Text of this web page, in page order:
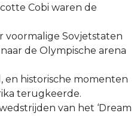
Cobi waren de
voormalige Sovjetstaten
de Olympische arena
en historische momenten
terugkeerde.
van het ‘Dream